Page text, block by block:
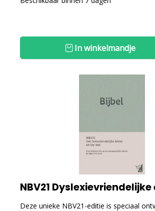
In winkelmandje
NBV21
Deze unieke NBV21-editie is speciaal